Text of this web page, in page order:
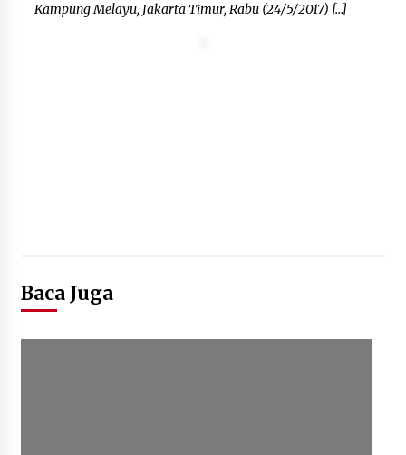
Kampung Melayu, Jakarta Timur, Rabu (24/5/2017) […]
Baca Juga